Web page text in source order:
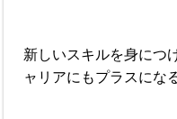
新しいスキルを身につ
ャリアにもプラスにな